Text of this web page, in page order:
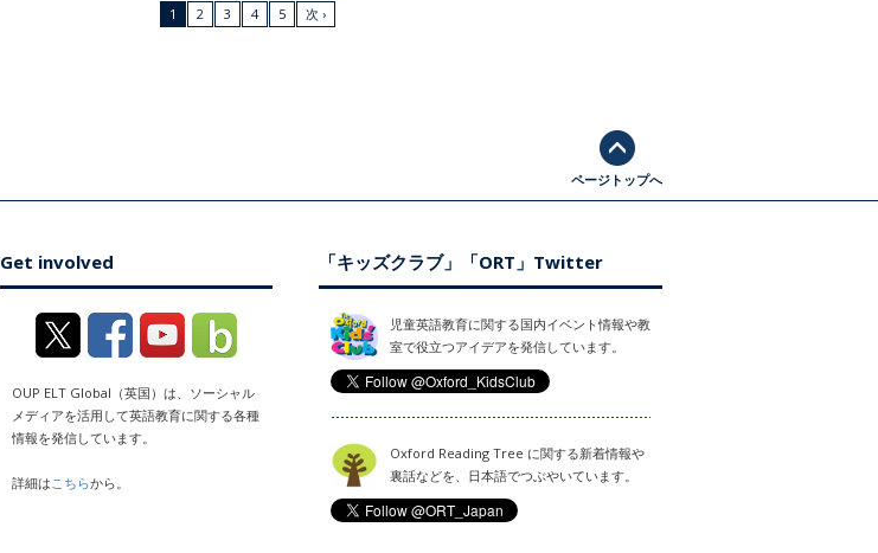
1 2 3 4 5 次 ›
ページトップへ
Get involved
OUP ELT Global（英国）は、ソーシャル
メディアを活用して英語教育に関する各種
情報を発信しています。
詳細は こちらから。
「キッズクラブ」「ORT」Twitter
児童英語教育に関する国内イベント情報や教
室で役立つアイデアを発信しています。
Oxford Reading Tree に関する新着情報や
裏話などを、日本語でつぶやいています。